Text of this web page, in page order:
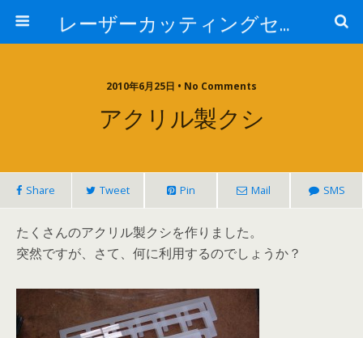
レーザーカッティングセンター 株式会社 中本鉄工所
2010年6月25日 • No Comments
アクリル製クシ
Share Tweet Pin Mail SMS
たくさんのアクリル製クシを作りました。
突然ですが、さて、何に利用するのでしょうか？